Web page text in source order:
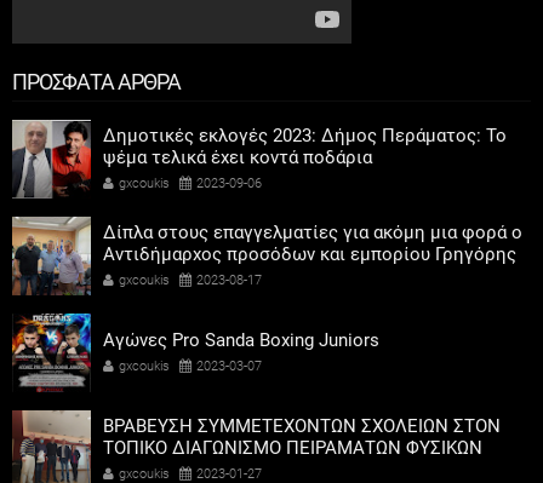
ΠΡΟΣΦΑΤΑ ΑΡΘΡΑ
Δημοτικές εκλογές 2023: Δήμος Περάματος: Το
ψέμα τελικά έχει κοντά ποδάρια
gxcoukis 2023-09-06
Δίπλα στους επαγγελματίες για ακόμη μια φορά ο
Αντιδήμαρχος προσόδων και εμπορίου Γρηγόρης
Καψοκόλης
gxcoukis 2023-08-17
Αγώνες Pro Sanda Boxing Juniors
gxcoukis 2023-03-07
ΒΡΑΒΕΥΣΗ ΣΥΜΜΕΤΕΧΟΝΤΩΝ ΣΧΟΛΕΙΩΝ ΣΤΟΝ
ΤΟΠΙΚΟ ΔΙΑΓΩΝΙΣΜΟ ΠΕΙΡΑΜΑΤΩΝ ΦΥΣΙΚΩΝ
ΕΠΙΣΤΗΜΩΝ
gxcoukis 2023-01-27